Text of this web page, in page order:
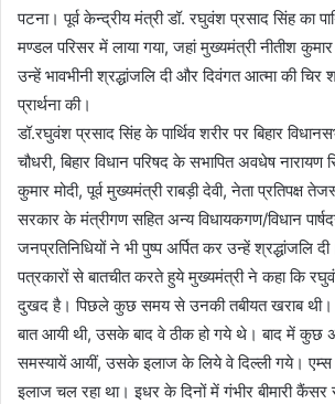
पटना। पूर्व केन्द्रीय मंत्री डॉ. रघुवंश प्रसाद सिंह का
मण्डल परिसर में लाया गया, जहां मुख्यमंत्री नीतीश
उन्हें भावभीनी श्रद्धांजलि दी और दिवंगत आत्मा की चिर
प्रार्थना की।
डॉ.रघुवंश प्रसाद सिंह के पार्थिव शरीर पर बिहार
चौधरी, बिहार विधान परिषद के सभापित अवधेष
कुमार मोदी, पूर्व मुख्यमंत्री राबड़ी देवी, नेता प्रतिपक्ष
सरकार के मंत्रीगण सहित अन्य विधायकगण/विधान
जनप्रतिनिधियों ने भी पुष्प अर्पित कर उन्हें श्रद्धांजलि
पत्रकारों से बातचीत करते हुये मुख्यमंत्री ने कहा कि
दुखद है। पिछले कुछ समय से उनकी तबीयत खराब थी।
बात आयी थी, उसके बाद वे ठीक हो गये थे। बाद में कुछ
समस्यायें आयीं, उसके इलाज के लिये वे दिल्ली गये। एम्स
इलाज चल रहा था। इधर के दिनों में गंभीर बीमारी